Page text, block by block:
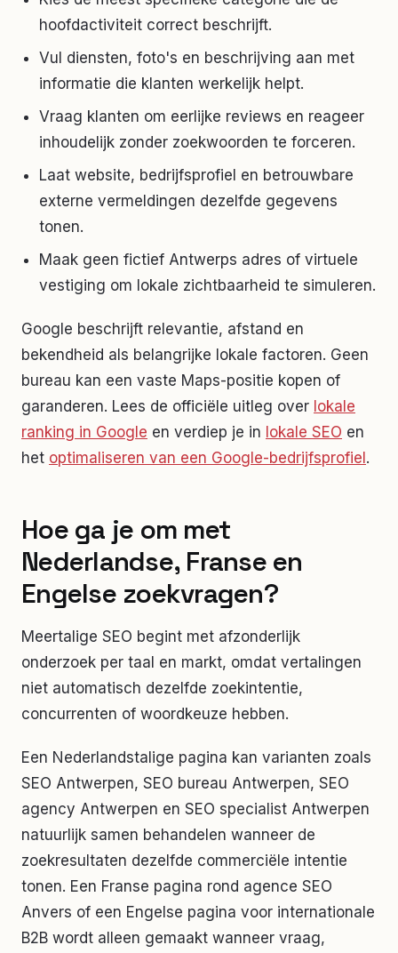
hoofdactiviteit correct beschrijft.
Vul diensten, foto's en beschrijving aan met
informatie die klanten werkelijk helpt.
Vraag klanten om eerlijke reviews en reageer
inhoudelijk zonder zoekwoorden te forceren.
Laat website, bedrijfsprofiel en betrouwbare
externe vermeldingen dezelfde gegevens
tonen.
Maak geen fictief Antwerps adres of virtuele
vestiging om lokale zichtbaarheid te simuleren.
Google beschrijft relevantie, afstand en
bekendheid als belangrijke lokale factoren. Geen
bureau kan een vaste Maps-positie kopen of
garanderen. Lees de officiële uitleg over lokale
ranking in Google en verdiep je in lokale SEO en
het optimaliseren van een Google-bedrijfsprofiel.
Hoe ga je om met
Nederlandse, Franse en
Engelse zoekvragen?
Meertalige SEO begint met afzonderlijk
onderzoek per taal en markt, omdat vertalingen
niet automatisch dezelfde zoekintentie,
concurrenten of woordkeuze hebben.
Een Nederlandstalige pagina kan varianten zoals
SEO Antwerpen, SEO bureau Antwerpen, SEO
agency Antwerpen en SEO specialist Antwerpen
natuurlijk samen behandelen wanneer de
zoekresultaten dezelfde commerciële intentie
tonen. Een Franse pagina rond agence SEO
Anvers of een Engelse pagina voor internationale
B2B wordt alleen gemaakt wanneer vraag,